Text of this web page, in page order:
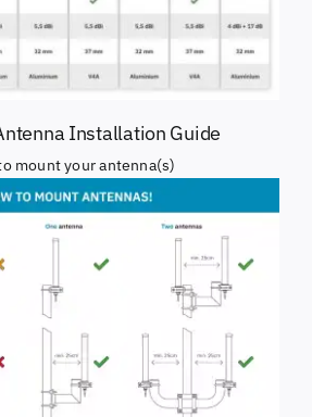
Installation Guide
mount your antenna(s)